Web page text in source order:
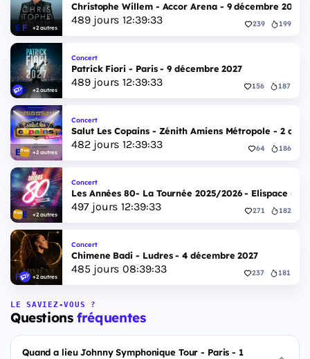
+2 autres
Christophe Willem - Accor Arena - 9 décembre 2027
489jours 12:39:32 239 199
+2 autres
Concert
Patrick Fiori - Paris - 9 décembre 2027
489jours 12:39:32 156 187
+2 autres
Concert
Salut Les Copains - Zénith Amiens Métropole - 2
482jours 12:39:32 64 186
+2 autres
Concert
Les Années 80- La Tournée 2025/2026 - Elispace -
497jours 12:39:32 271 182
+2 autres
Concert
Chimene Badi - Ludres - 4 décembre 2027
485 jours 08:39:32 237 181
LE SAVIEZ-VOUS ?
Questionsfréquentes
Quand a lieu Johnny Symphonique Tour - Paris - 1